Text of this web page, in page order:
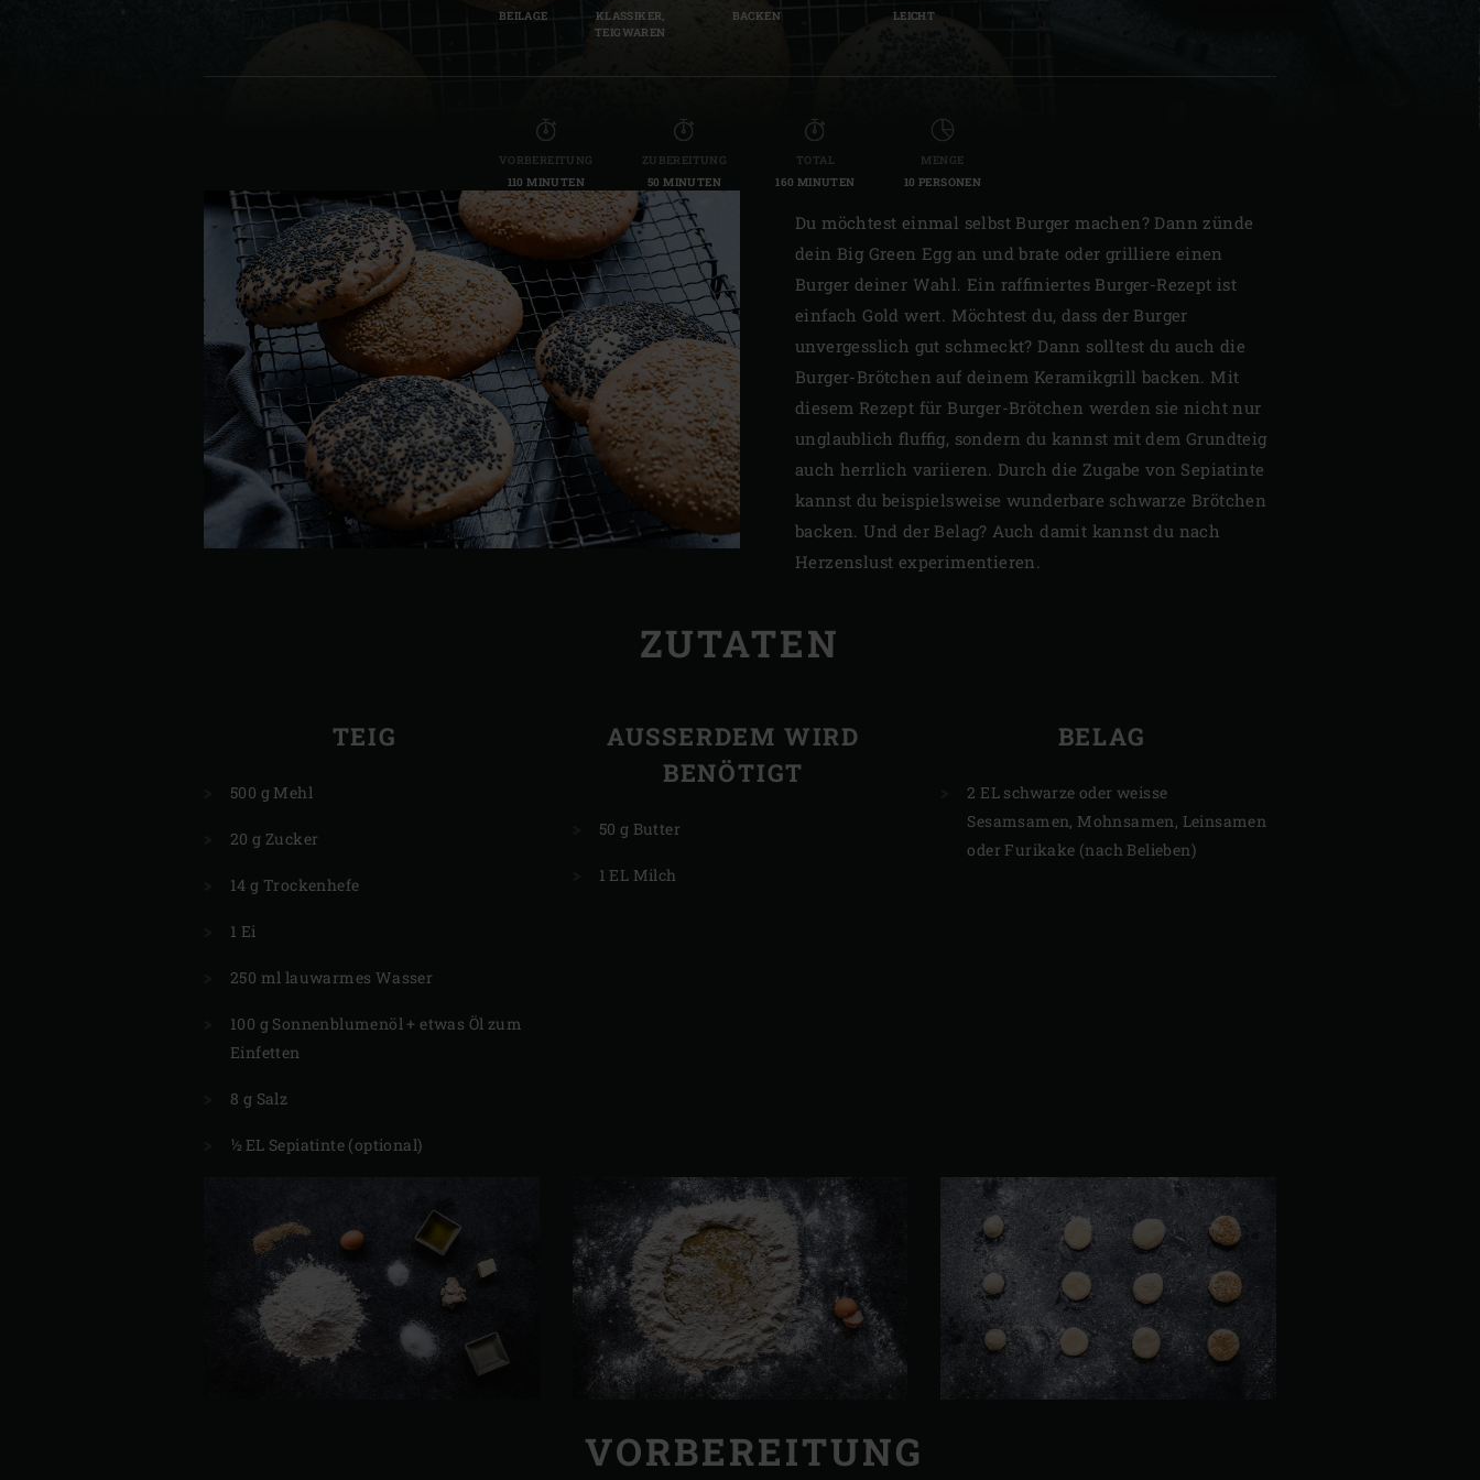
Estonia | Eesti
Germany | Deutschland
Greece | Ελλάδα
Hungary | Magyarország
Spain | España
Sweden | Sverige
Switzerland (French) | Schweiz (Français)
Switzerland | Schweiz
Turkey | Türkiye
BEILAGE
KLASSIKER,
TEIGWAREN
BACKEN
LEICHT
VORBEREITUNG
110 MINUTEN
ZUBEREITUNG
50 MINUTEN
TOTAL
160 MINUTEN
MENGE
10 PERSONEN
Du möchtest einmal selbst Burger machen? Dann zünde
dein Big Green Egg an und brate oder grilliere einen
Burger deiner Wahl. Ein raffiniertes Burger-Rezept ist
einfach Gold wert. Möchtest du, dass der Burger
unvergesslich gut schmeckt? Dann solltest du auch die
Burger-Brötchen auf deinem Keramikgrill backen. Mit
diesem Rezept für Burger-Brötchen werden sie nicht nur
unglaublich fluffig, sondern du kannst mit dem Grundteig
auch herrlich variieren. Durch die Zugabe von Sepiatinte
kannst du beispielsweise wunderbare schwarze Brötchen
backen. Und der Belag? Auch damit kannst du nach
Herzenslust experimentieren.
ZUTATEN
TEIG
500 g Mehl
20 g Zucker
14 g Trockenhefe
1 Ei
250 ml lauwarmes Wasser
100 g Sonnenblumenöl + etwas Öl zum
Einfetten
8 g Salz
½ EL Sepiatinte (optional)
AUSSERDEM WIRD
BENÖTIGT
50 g Butter
1 EL Milch
BELAG
2 EL schwarze oder weisse
Sesamsamen, Mohnsamen, Leinsamen
oder Furikake (nach Belieben)
VORBEREITUNG